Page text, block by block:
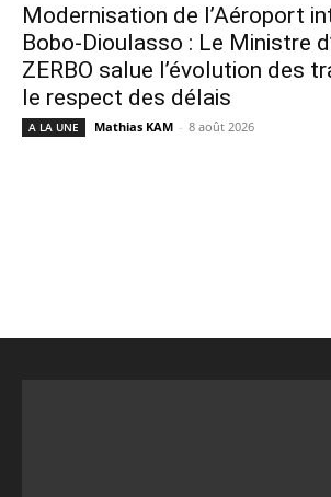
Modernisation de l’Aéroport
Bobo-Dioulasso : Le Ministre
ZERBO salue l’évolution des
le respect des délais
A LA UNE Mathias KAM - 8 août 2026